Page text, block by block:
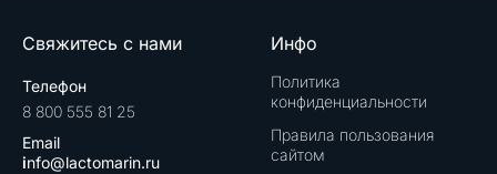
Свяжитесь с нами
Телефон
8 800 555 81 25
Email
info@lactomarin.ru
Инфо
Политика
конфиденциальности
Правила пользования
сайтом